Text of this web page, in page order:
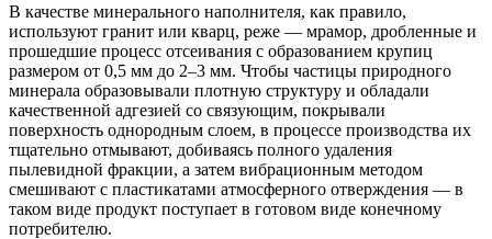
В качестве минерального наполнителя, как правило,
используют гранит или кварц, реже — мрамор, дробленные и
прошедшие процесс отсеивания с образованием крупиц
размером от 0,5 мм до 2–3 мм. Чтобы частицы природного
минерала образовывали плотную структуру и обладали
качественной адгезией со связующим, покрывали
поверхность однородным слоем, в процессе производства их
тщательно отмывают, добиваясь полного удаления
пылевидной фракции, а затем вибрационным методом
смешивают с пластикатами атмосферного отверждения — в
таком виде продукт поступает в готовом виде конечному
потребителю.